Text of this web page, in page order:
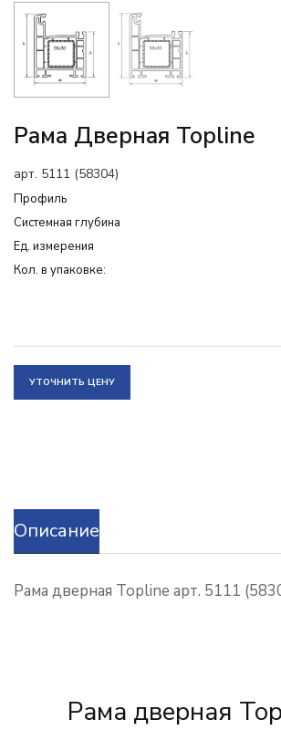
Рама Дверная Topline
арт. 5111 (58304)
Профиль
Системная глубина
Ед. измерения
Кол. в упаковке:
УТОЧНИТЬ ЦЕНУ
Описание
Рама дверная Topline арт. 5111
Рама дверная